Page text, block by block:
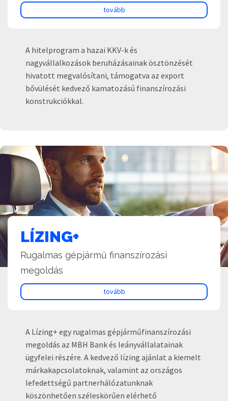
tovább
A hitelprogram a hazai KKV-k és
nagyvállalkozások beruházásainak ösztönzését
hivatott megvalósítani, támogatva az export
bővülését kedvező kamatozású finanszírozási
konstrukciókkal.
LÍZING+
Rugalmas gépjármű finanszírozási
megoldás
tovább
A Lízing+ egy rugalmas gépjárműfinanszírozási
megoldás az MBH Bank és leányvállalatainak
ügyfelei részére. A kedvező lízing ajánlat a kiemelt
márkakapcsolatoknak, valamint az országos
lefedettségű partnerhálózatunknak
köszönhetően széleskörűen elérhető